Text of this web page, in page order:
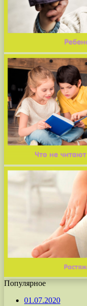
Популярное
01.07.2020